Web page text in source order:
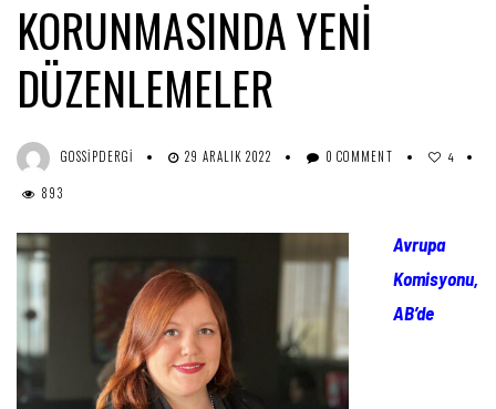
KORUNMASINDA YENİ
DÜZENLEMELER
GOSSIPDERGI 29 ARALIK 2022 0 COMMENT 4
893
Avrupa
Komisyonu,
AB’de